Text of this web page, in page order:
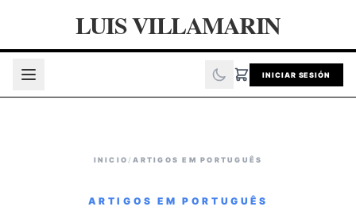
LUIS VILLAMARIN
INICIAR SESIÓN
INICIO /ARTIGOS EM PORTUGUÊS
ARTIGOS EM PORTUGUÊS